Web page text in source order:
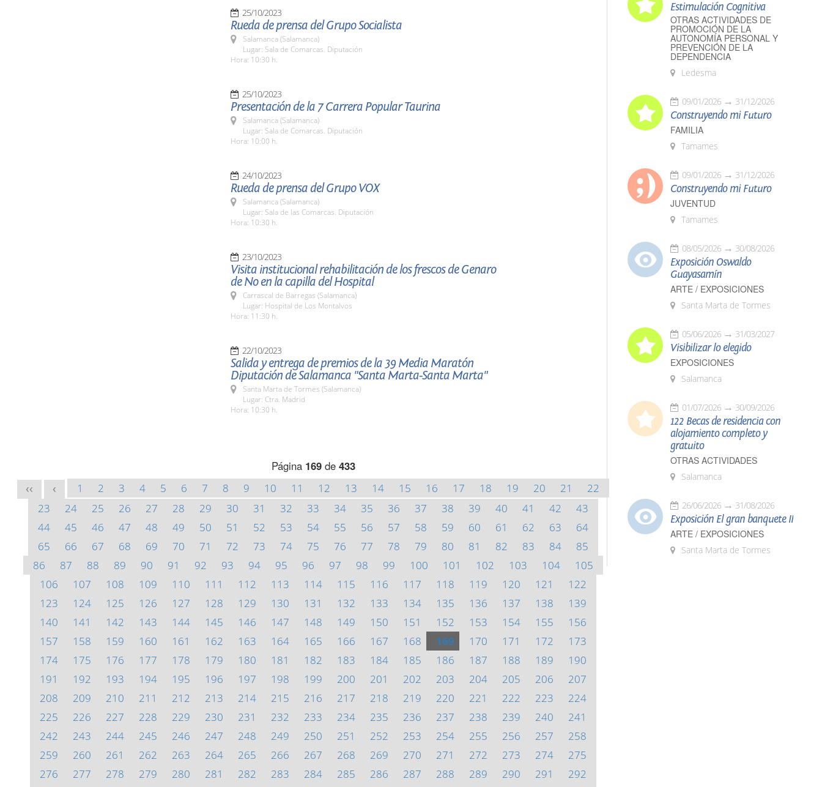
25/10/2023
Rueda de prensa del Grupo Socialista
Salamanca (Salamanca)
Lugar: Sala de Comarcas. Diputación
Hora: 10:30 h.
25/10/2023
Presentación de la 7 Carrera Popular Taurina
Salamanca (Salamanca)
Lugar: Sala de Comarcas. Diputación
Hora: 10:00 h.
24/10/2023
Rueda de prensa del Grupo VOX
Salamanca (Salamanca)
Lugar: Sala de las Comarcas. Diputación
Hora: 10:30 h.
23/10/2023
Visita institucional rehabilitación de los frescos de Genaro
de No en la capilla del Hospital
Carrascal de Barregas (Salamanca)
Lugar: Hospital de Los Montalvos
Hora: 11:30 h.
22/10/2023
Salida y entrega de premios de la 39 Media Maratón
Diputación de Salamanca "Santa Marta-Santa Marta"
Santa Marta de Tormes (Salamanca)
Lugar: Ctra. Madrid
Hora: 10:30 h.
Página 169de 433
<< < 1 2 3 4 5 6 7 8 9 10 11 12 13 14 15 16 17 18 19 20 21
22
23
24 25 26 27 28 29 30 31 32 33 34 35 36 37 38 39 40 41 42
43
44
45 46 47 48 49 50 51 52 53 54 55 56 57 58 59 60 61 62 63
64
65
66 67 68 69 70 71 72 73 74 75 76 77 78 79 80 81 82 83 84
85
86
87 88 89 90 91 92 93 94 95 96 97 98 99 100 101 102 103 104
105
106
107 108 109 110 111 112 113 114 115 116 117 118 119 120 121
122
123
124 125 126 127 128 129 130 131 132 133 134 135 136 137 138
139
140
141 142 143 144 145 146 147 148 149 150 151 152 153 154 155
156
157
158 159 160 161 162 163 164 165 166 167 168 169 170 171 172
173
174
175 176 177 178 179 180 181 182 183 184 185 186 187 188 189
190
191
192 193 194 195 196 197 198 199 200 201 202 203 204 205 206
207
208
209 210 211 212 213 214 215 216 217 218 219 220 221 222 223
224
225
226 227 228 229 230 231 232 233 234 235 236 237 238 239 240
241
242
243 244 245 246 247 248 249 250 251 252 253 254 255 256 257
258
259
260 261 262 263 264 265 266 267 268 269 270 271 272 273 274
275
276
277 278 279 280 281 282 283 284 285 286 287 288 289 290 291
292
Estimulación Cognitiva
OTRAS ACTIVIDADES DE
PROMOCIÓN DE LA
AUTONOMÍA PERSONAL Y
PREVENCIÓN DE LA
DEPENDENCIA
Ledesma
09/01/2026 31/12/2026
Construyendo mi Futuro
FAMILIA
Tamames
09/01/2026 31/12/2026
Construyendo mi Futuro
JUVENTUD
Tamames
08/05/2026 30/08/2026
Exposición Oswaldo
Guayasamín
ARTE / EXPOSICIONES
Santa Marta de Tormes
05/06/2026 31/03/2027
Visibilizar lo elegido
EXPOSICIONES
Salamanca
01/07/2026 30/09/2026
122 Becas de residencia con
alojamiento completo y
gratuito
OTRAS ACTIVIDADES
Salamanca
26/06/2026 31/08/2026
Exposición El gran banquete II
ARTE / EXPOSICIONES
Santa Marta de Tormes